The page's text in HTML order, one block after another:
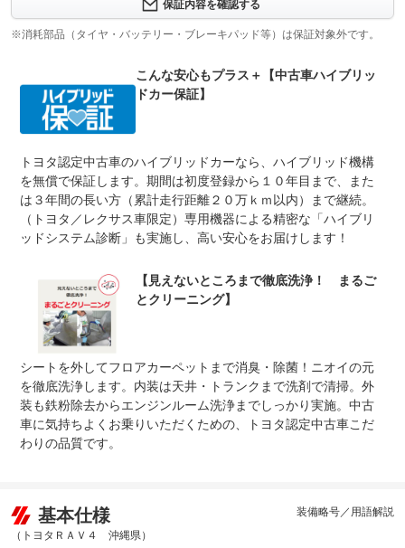
上限金額
保証修理
受付先
-
法定整備
※車検なし・車検整備付の場合は法定24ヶ月点検整備付
※商用車は6ヶ月または12ヶ月点検整備付
法定整備
について
保証内容を確認する
※消耗部品（タイヤ・バッテリー・ブレーキパッド等）は保証対象外です。
こんな安心もプラス＋【中古車ハイブリッ
ドカー保証】
トヨタ認定中古車のハイブリッドカーなら、ハイブリッド機構
を無償で保証します。期間は初度登録から１０年目まで、また
は３年間の長い方（累計走行距離２０万ｋｍ以内）まで継続。
（トヨタ／レクサス車限定）専用機器による精密な「ハイブリ
ッドシステム診断」も実施し、高い安心をお届けします！
【見えないところまで徹底洗浄！ まるご
とクリーニング】
シートを外してフロアカーペットまで消臭・除菌！ニオイの元
を徹底洗浄します。内装は天井・トランクまで洗剤で清掃。外
装も鉄粉除去からエンジンルーム洗浄までしっかり実施。中古
車に気持ちよくお乗りいただくための、トヨタ認定中古車こだ
わりの品質です。
基本仕様
（トヨタＲＡＶ４ 沖縄県）
装備略号／用語解説